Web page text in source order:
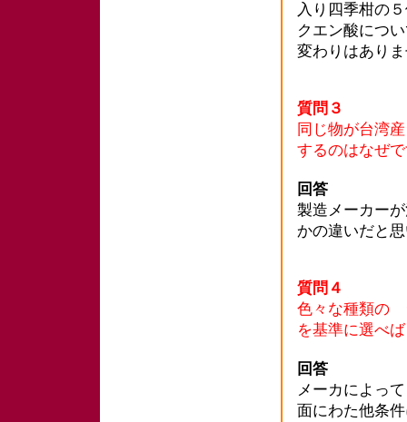
入り四季柑の
クエン酸につ
変わりはあり
質問３
同じ物が台湾
するのはなぜ
回答
製造メーカー
かの違いだと
質問４
色々な種類の
を基準に選べ
回答
メーカによっ
面にわた他条